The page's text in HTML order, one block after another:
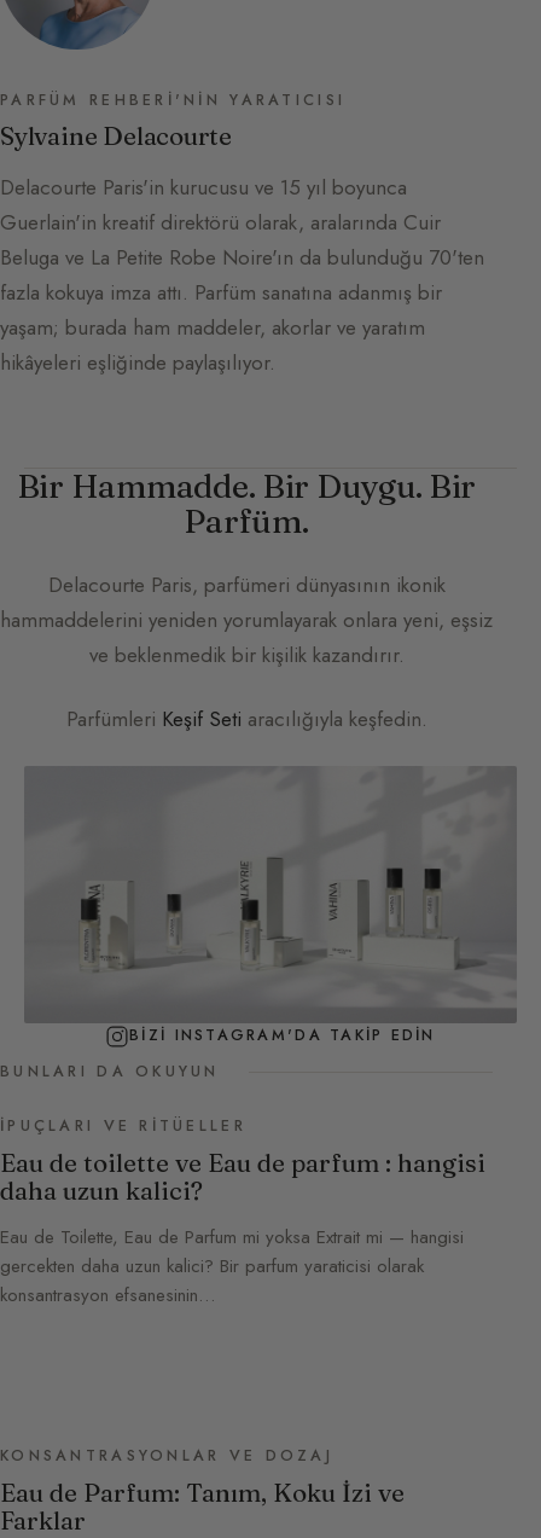
PARFÜM REHBERI'NIN YARATICISI
Sylvaine Delacourte
Delacourte Paris'in kurucusu ve 15 yıl boyunca
Guerlain'in kreatif direktörü olarak, aralarında Cuir
Beluga ve La Petite Robe Noire'ın da bulunduğu 70'ten
fazla kokuya imza attı. Parfüm sanatına adanmış bir
yaşam; burada ham maddeler, akorlar ve yaratım
hikâyeleri eşliğinde paylaşılıyor.
Bir Hammadde. Bir Duygu. Bir
Parfüm.
Delacourte Paris, parfümeri dünyasının ikonik
hammaddelerini yeniden yorumlayarak onlara yeni, eşsiz
ve beklenmedik bir kişilik kazandırır.
Parfümleri Keşif Seti aracılığıyla keşfedin.
BIZI INSTAGRAM'DA TAKIP EDIN
BUNLARI DA OKUYUN
İPUÇLARI VE RITÜELLER
Eau de toilette ve Eau de parfum : hangisi
daha uzun kalici?
Eau de Toilette, Eau de Parfum mi yoksa Extrait mi — hangisi
gercekten daha uzun kalici? Bir parfum yaraticisi olarak
konsantrasyon efsanesinin…
KONSANTRASYONLAR VE DOZAJ
Eau de Parfum: Tanım, Koku İzi ve
Farklar